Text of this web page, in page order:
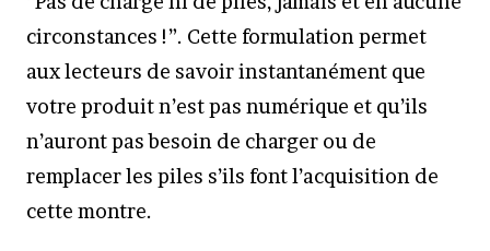
circonstances !”. Cette formulation permet
aux lecteurs de savoir instantanément que
votre produit n’est pas numérique et qu’ils
n’auront pas besoin de charger ou de
remplacer les piles s’ils font l’acquisition de
cette montre.